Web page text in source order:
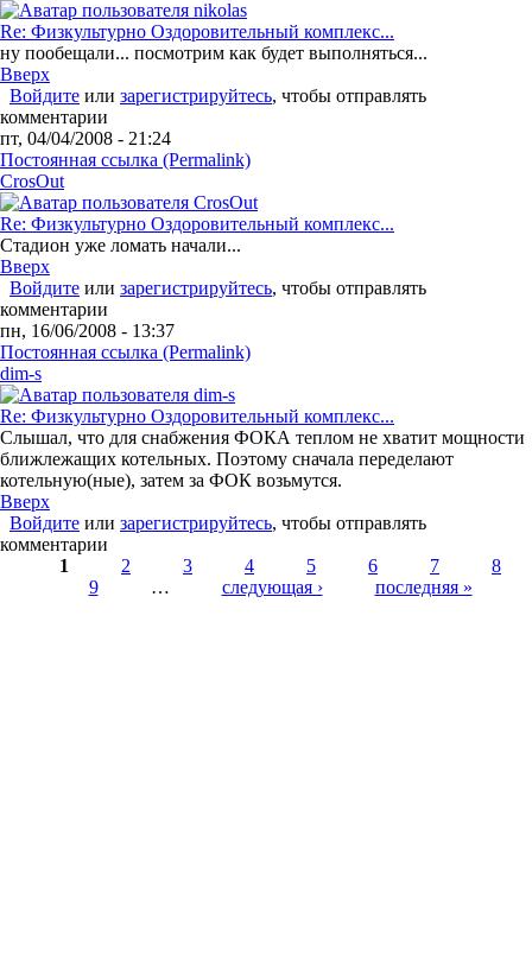
Re: Физкультурно Оздоровительный комплекс...
ну пообещали... посмотрим как будет выполняться...
Вверх
Войдите или зарегистрируйтесь, чтобы отправлять
комментарии
пт, 04/04/2008 - 21:24
Постоянная ссылка (Permalink)
CrosOut
Re: Физкультурно Оздоровительный комплекс...
Стадион уже ломать начали...
Вверх
Войдите или зарегистрируйтесь, чтобы отправлять
комментарии
пн, 16/06/2008 - 13:37
Постоянная ссылка (Permalink)
dim-s
Re: Физкультурно Оздоровительный комплекс...
Слышал, что для снабжения ФОКА теплом не хватит мощности
ближлежащих котельных. Поэтому сначала переделают
котельную(ные), затем за ФОК возьмутся.
Вверх
Войдите или зарегистрируйтесь, чтобы отправлять
комментарии
Страницы
1 2 3 4 5 6 7
8
9
… следующая › последняя »